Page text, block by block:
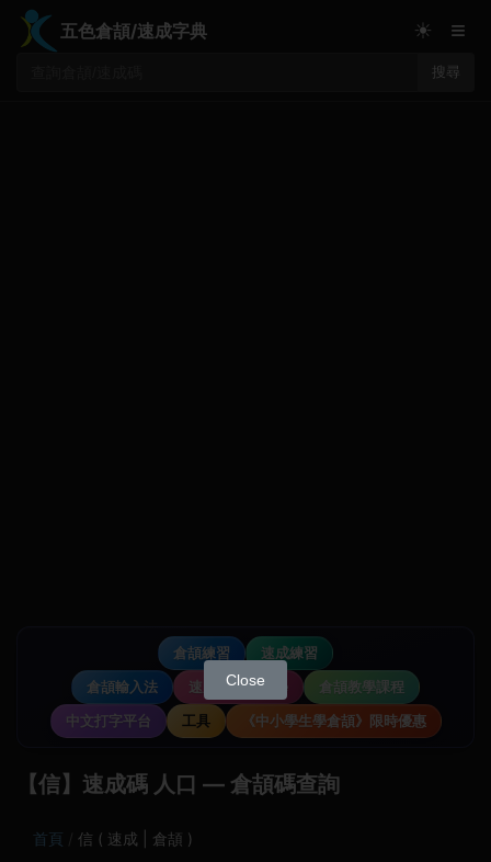
五色倉頡/速成字典
搜尋
☀ ≡
倉頡練習
速成練習
倉頡輸入法
速成輸入法教學
倉頡教學課程
中文打字平台
工具 《中小學生學倉頡》限時優惠
【信】速成碼 人口 — 倉頡碼查詢
首頁 信 ( 速成 | 倉頡 )
Close